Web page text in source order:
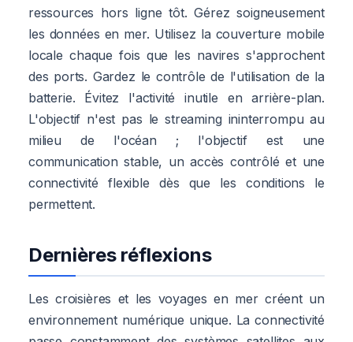
ressources hors ligne tôt. Gérez soigneusement
les données en mer. Utilisez la couverture mobile
locale chaque fois que les navires s'approchent
des ports. Gardez le contrôle de l'utilisation de la
batterie. Évitez l'activité inutile en arrière-plan.
L'objectif n'est pas le streaming ininterrompu au
milieu de l'océan ; l'objectif est une
communication stable, un accès contrôlé et une
connectivité flexible dès que les conditions le
permettent.
Dernières réflexions
Les croisières et les voyages en mer créent un
environnement numérique unique. La connectivité